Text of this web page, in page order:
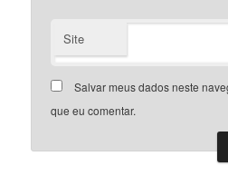
Site
Salvar meus dados neste
que eu comentar.